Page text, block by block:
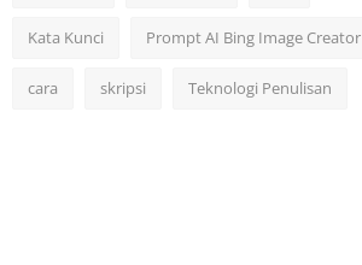
Kata Kunci Prompt AI Bing Image Creator
cara skripsi Teknologi Penulisan